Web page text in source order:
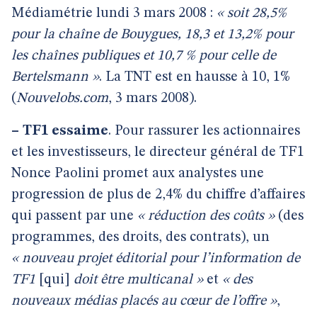
Médiamétrie lundi 3 mars 2008 : « soit 28,5%
pour la chaîne de Bouygues, 18,3 et 13,2% pour
les chaînes publiques et 10,7 % pour celle de
Bertelsmann ». La TNT est en hausse à 10, 1%
(Nouvelobs.com, 3 mars 2008).
– TF1 essaime. Pour rassurer les actionnaires
et les investisseurs, le directeur général de TF1
Nonce Paolini promet aux analystes une
progression de plus de 2,4% du chiffre d’affaires
qui passent par une « réduction des coûts »(des
programmes, des droits, des contrats), un
« nouveau projet éditorial pour l’information de
TF1
[qui] doit être multicanal »et « des
nouveaux médias placés au cœur de l’offre »,